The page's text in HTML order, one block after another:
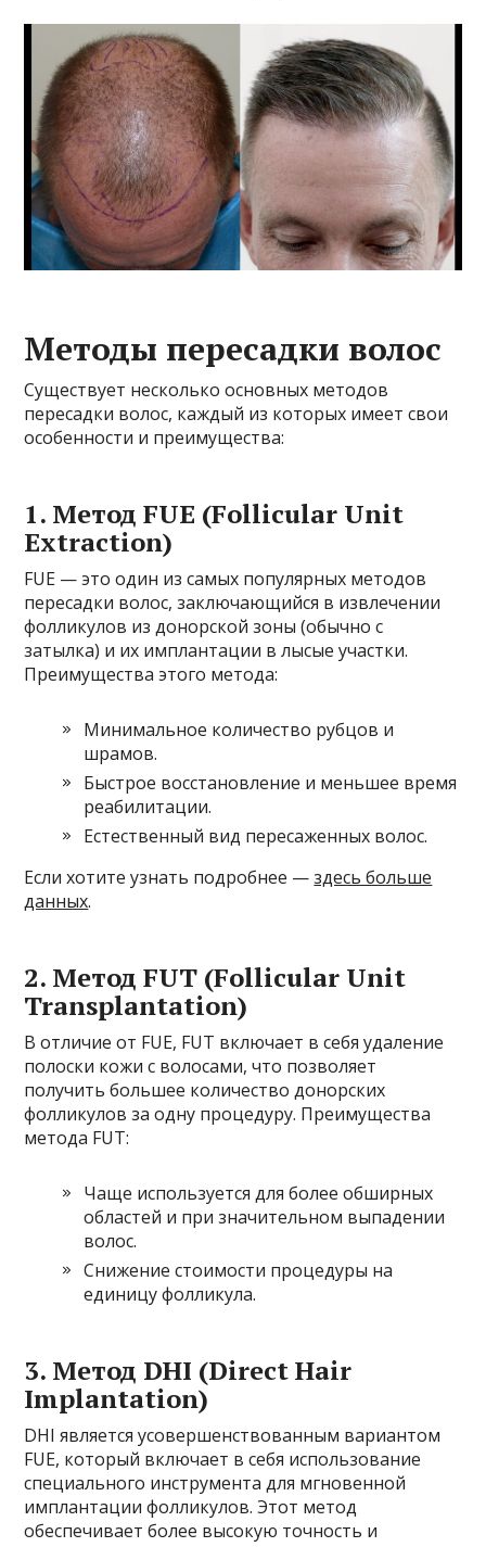
Методы пересадки волос
Существует несколько основных методов
пересадки волос, каждый из которых имеет свои
особенности и преимущества:
1. Метод FUE (Follicular Unit
Extraction)
FUE — это один из самых популярных методов
пересадки волос, заключающийся в извлечении
фолликулов из донорской зоны (обычно с
затылка) и их имплантации в лысые участки.
Преимущества этого метода:
Минимальное количество рубцов и
шрамов.
Быстрое восстановление и меньшее время
реабилитации.
Естественный вид пересаженных волос.
Если хотите узнать подробнее —здесь больше
данных.
2. Метод FUT (Follicular Unit
Transplantation)
В отличие от FUE, FUT включает в себя удаление
полоски кожи с волосами, что позволяет
получить большее количество донорских
фолликулов за одну процедуру. Преимущества
метода FUT:
Чаще используется для более обширных
областей и при значительном выпадении
волос.
Снижение стоимости процедуры на
единицу фолликула.
3. Метод DHI (Direct Hair
Implantation)
DHI является усовершенствованным вариантом
FUE, который включает в себя использование
специального инструмента для мгновенной
имплантации фолликулов. Этот метод
обеспечивает более высокую точность и